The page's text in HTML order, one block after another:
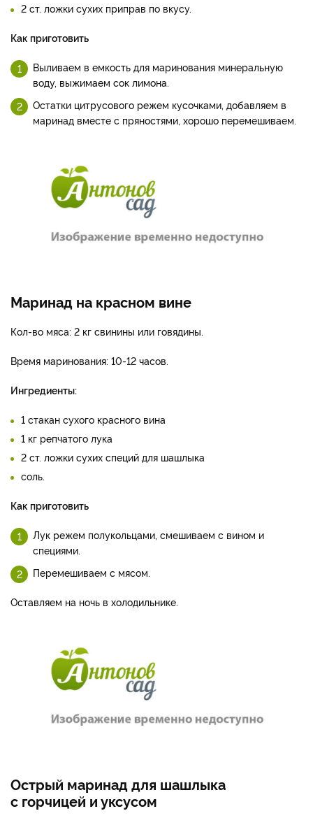
2 ст. ложки сухих приправ по вкусу.
Как приготовить
Выливаем в емкость для маринования минеральную
воду, выжимаем сок лимона.
Остатки цитрусового режем кусочками, добавляем в
маринад вместе с пряностями, хорошо перемешиваем.
Маринад на красном вине
Кол-во мяса: 2 кг свинины или говядины.
Время маринования: 10-12 часов.
Ингредиенты:
1 стакан сухого красного вина
1 кг репчатого лука
2 ст. ложки сухих специй для шашлыка
соль.
Как приготовить
Лук режем полукольцами, смешиваем с вином и
специями.
Перемешиваем с мясом.
Оставляем на ночь в холодильнике.
Острый маринад для шашлыка
с горчицей и уксусом